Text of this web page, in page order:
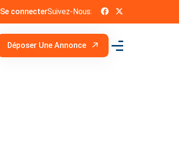
Se connecterSuivez-Nous:
Déposer Une Annonce